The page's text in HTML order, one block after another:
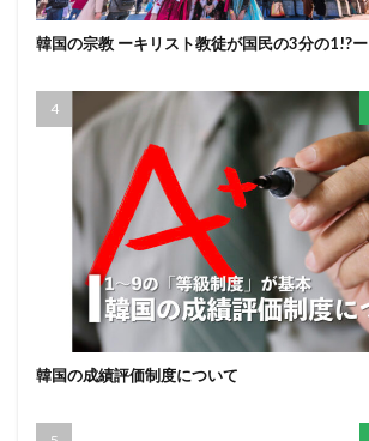
韓国の宗教 ーキリスト教徒が国民の3分の1!?ー
韓国の成績評価制度について